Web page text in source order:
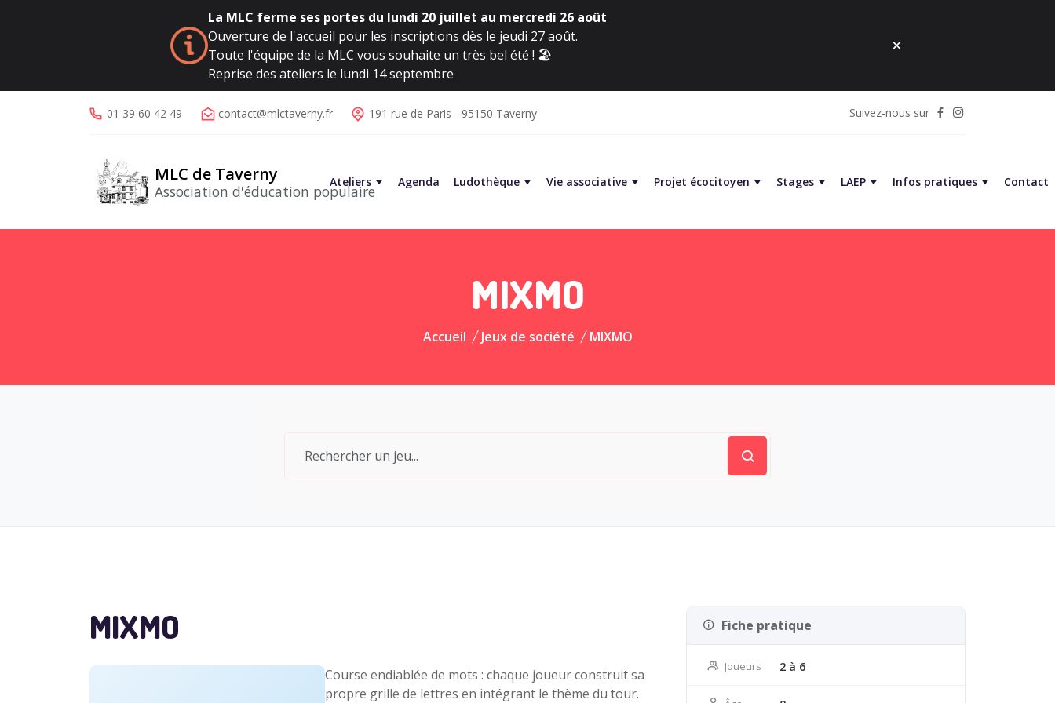
La MLC ferme ses portes du lundi 20 juillet au mercredi 26 août
Ouverture de l'accueil pour les inscriptions dès le jeudi 27 août.
Toute l'équipe de la MLC vous souhaite un très bel été ! 🏖️
Reprise des ateliers le lundi 14 septembre
01 39 60 42 49 contact@mlctaverny.fr 191 rue de Paris - 95150 Taverny Suivez-nous sur
MLC de Taverny
Association d'éducation populaire
Ateliers Agenda Ludothèque Vie associative Projet écocitoyen Stages LAEP Infos pratiques Contact
MIXMO
Accueil Jeux de société MIXMO
MIXMO
Course endiablée de mots : chaque joueur construit sa
propre grille de lettres en intégrant le thème du tour.
Fiche pratique
Joueurs 2 à 6